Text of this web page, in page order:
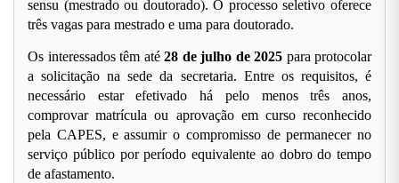
sensu (mestrado ou doutorado). O processo seletivo oferece
três vagas para mestrado e uma para doutorado.
Os interessados têm até 28 de julho de 2025 para protocolar
a solicitação na sede da secretaria. Entre os requisitos, é
necessário estar efetivado há pelo menos três anos,
comprovar matrícula ou aprovação em curso reconhecido
pela CAPES, e assumir o compromisso de permanecer no
serviço público por período equivalente ao dobro do tempo
de afastamento.